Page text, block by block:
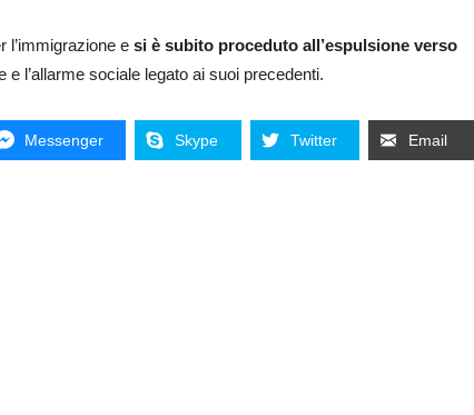
l’immigrazione e si è subito proceduto all’espulsione verso
l’allarme sociale legato ai suoi precedenti.
Messenger Skype Twitter Email